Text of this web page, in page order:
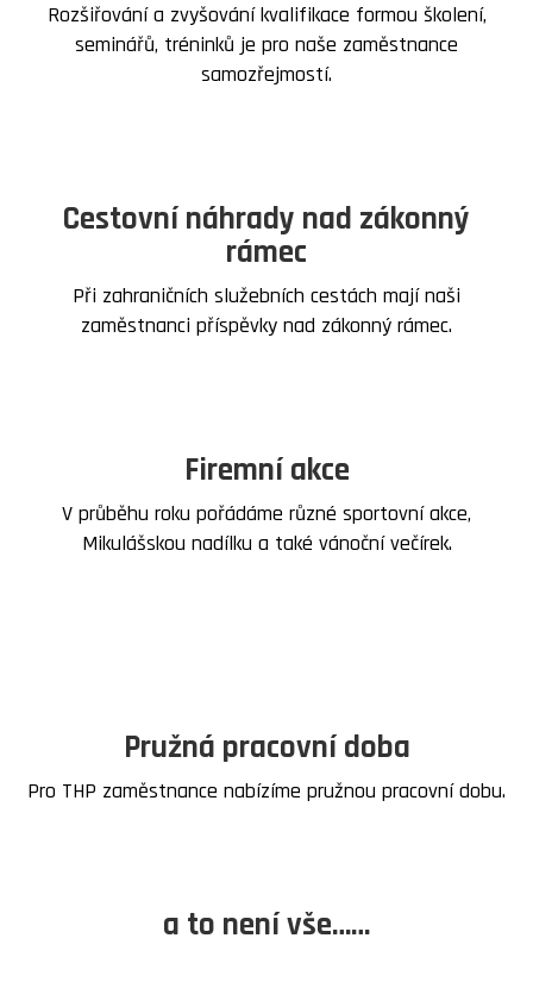
Rozšiřování a zvyšování kvalifikace formou školení,
seminářů, tréninků je pro naše zaměstnance
samozřejmostí.
Cestovní náhrady nad zákonný
rámec
Při zahraničních služebních cestách mají naši
zaměstnanci příspěvky nad zákonný rámec.
Firemní akce
V průběhu roku pořádáme různé sportovní akce,
Mikulášskou nadílku a také vánoční večírek.
Pružná pracovní doba
Pro THP zaměstnance nabízíme pružnou pracovní dobu.
a to není vše……